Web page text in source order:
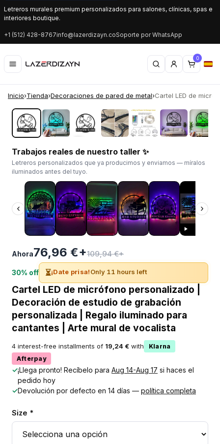
Letreros murales premium personalizados para salones, clínicas, spas e
interiores boutique.
+1 (512) 428-8767info@lazerdizayn.coSoporte por WhatsApp
0
Inicio›Tienda›Decoraciones de pared de metal›Cartel LED de
‹ ›
Trabajos reales de nuestro taller ✨
Letreros personalizados que ya producimos y enviamos — míralos
iluminados antes del tuyo.
‹ ›
Ahora76,96 €+109,94 €+
30% off ⏳¡Date prisa!Only 11 hours left
Cartel LED de micrófono personalizado |
Decoración de estudio de grabación
personalizada | Regalo iluminado para
cantantes | Arte mural de vocalista
4 interest-free installments of 19,24 € with
Klarna
Afterpay
✓¡Llega pronto! Recíbelo para Aug 14-Aug 17 si haces el
pedido hoy
✓Devolución por defecto en 14 días — política completa
Size *